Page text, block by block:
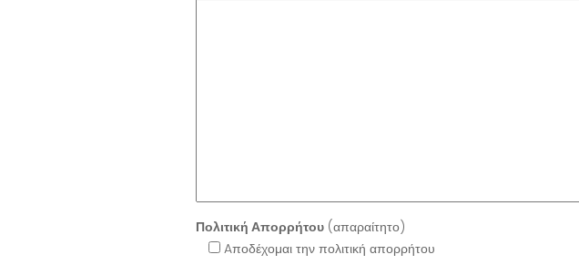
Πολιτική Απορρήτου(απαραίτητο)
Aποδέχομαι την πολιτική απορρήτου